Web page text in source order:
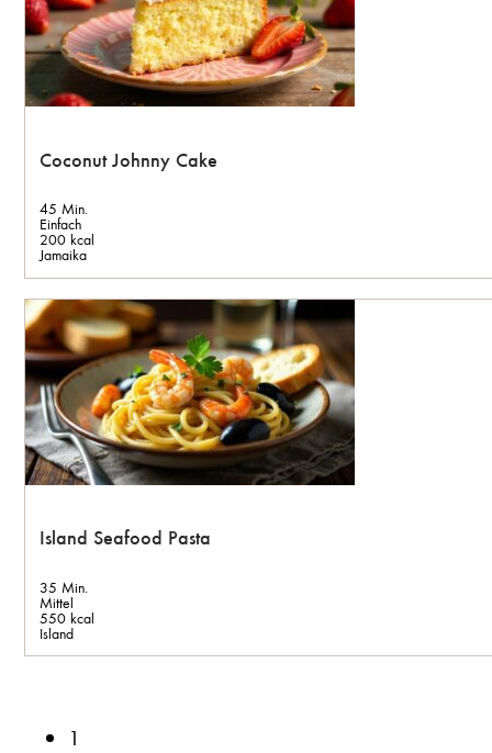
Coconut Johnny Cake
45 Min.
Einfach
200 kcal
Jamaika
Island Seafood Pasta
35 Min.
Mittel
550 kcal
Island
1